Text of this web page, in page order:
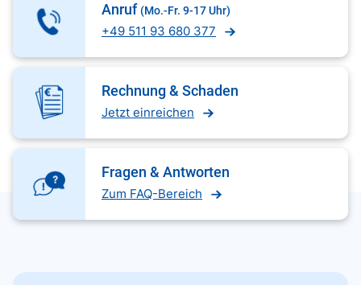
Anruf (Mo.-Fr. 9-17 Uhr)
+49 511 93 680 377
Rechnung & Schaden
Jetzt einreichen
Fragen & Antworten
Zum FAQ-Bereich